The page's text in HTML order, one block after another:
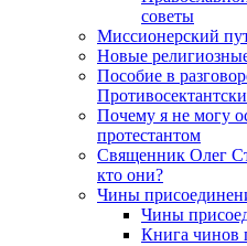
советы
Миссионерский
Новые
Пособие в
Почему я не могу
протестантом
Священник Олег
кто они?
Чины
Чины
Книга чинов